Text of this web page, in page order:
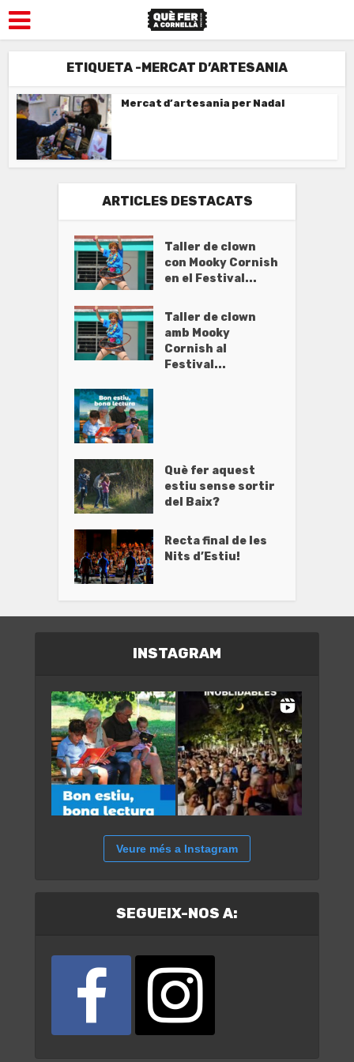
ETIQUETA -MERCAT D’ARTESANIA
Mercat d’artesania per Nadal
ARTICLES DESTACATS
Taller de clown
con Mooky Cornish
en el Festival...
Taller de clown
amb Mooky
Cornish al
Festival...
Què fer aquest
estiu sense sortir
del Baix?
Recta final de les
Nits d’Estiu!
INSTAGRAM
Veure més a Instagram
SEGUEIX-NOS A: